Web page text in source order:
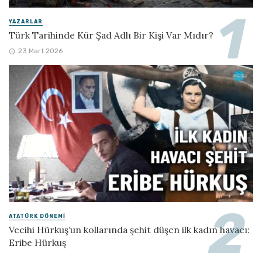
YAZARLAR
Türk Tarihinde Kür Şad Adlı Bir Kişi Var Mıdır?
23 Mart 2026
ATATÜRK DÖNEMI
Vecihi Hürkuş’un kollarında şehit düşen ilk kadın havacı:
Eribe Hürkuş